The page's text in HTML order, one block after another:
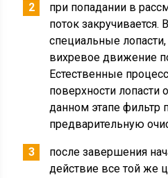
при попадании в
поток закручивается.
специальные
вихревое движение
Естественные
поверхности лопасти
данном этапе фильтр
предварительную
после завершения
действие все той же